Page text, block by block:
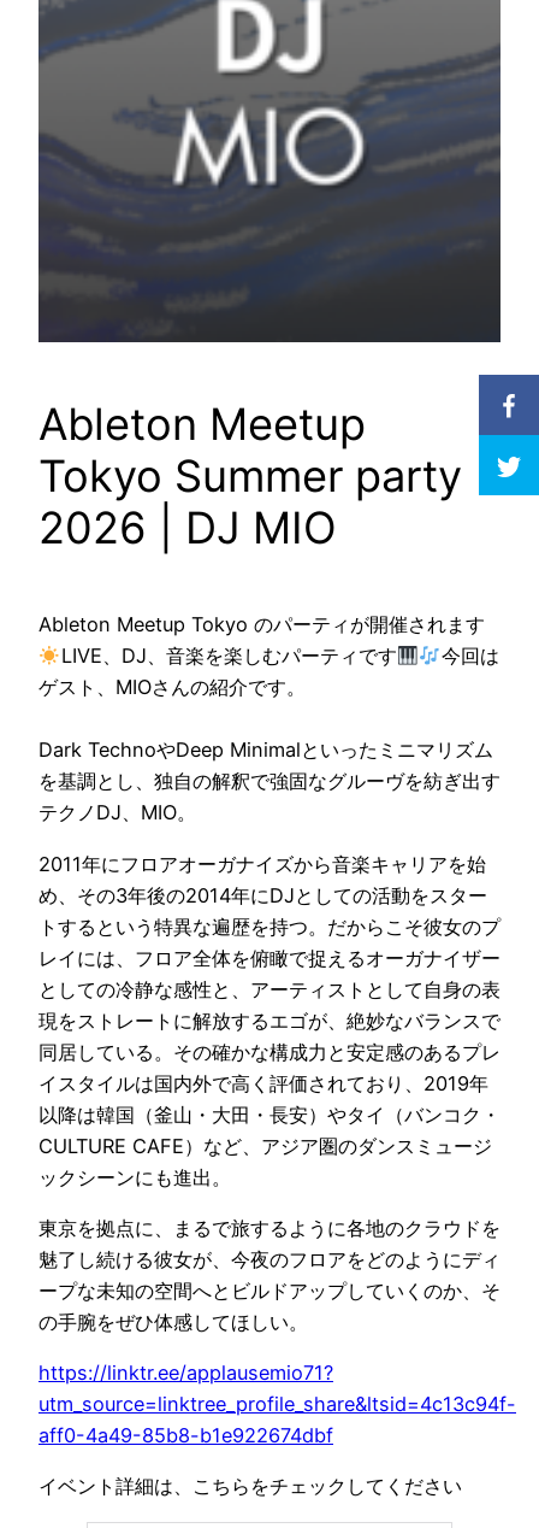
Ableton Meetup
Tokyo Summer party
2026 | DJ MIO
Ableton Meetup Tokyo のパーティが開催されます
LIVE、DJ、音楽を楽しむパーティです
今回は
ゲスト、MIOさんの紹介です。
Dark TechnoやDeep Minimalといったミニマリズム
を基調とし、独自の解釈で強固なグルーヴを紡ぎ出す
テクノDJ、MIO。
2011年にフロアオーガナイズから音楽キャリアを始
め、その3年後の2014年にDJとしての活動をスター
トするという特異な遍歴を持つ。だからこそ彼女のプ
レイには、フロア全体を俯瞰で捉えるオーガナイザー
としての冷静な感性と、アーティストとして自身の表
現をストレートに解放するエゴが、絶妙なバランスで
同居している。その確かな構成力と安定感のあるプレ
イスタイルは国内外で高く評価されており、2019年
以降は韓国（釜山・大田・長安）やタイ（バンコク・
CULTURE CAFE）など、アジア圏のダンスミュージ
ックシーンにも進出。
東京を拠点に、まるで旅するように各地のクラウドを
魅了し続ける彼女が、今夜のフロアをどのようにディ
ープな未知の空間へとビルドアップしていくのか、そ
の手腕をぜひ体感してほしい。
https://linktr.ee/applausemio71?
utm_source=linktree_profile_share&ltsid=4c13c94f-
aff0-4a49-85b8-b1e922674dbf
イベント詳細は、こちらをチェックしてください